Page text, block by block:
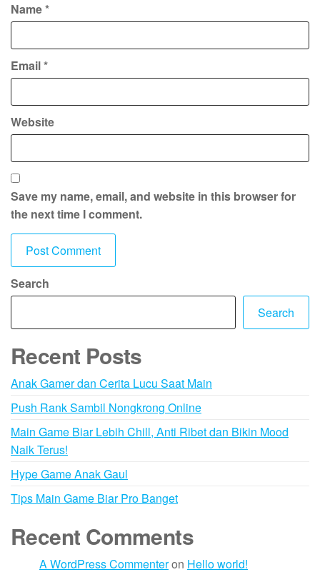
Name*
Email*
Website
Save my name, email, and website in this browser for
the next time I comment.
Search
Search
Recent Posts
Anak Gamer dan Cerita Lucu Saat Main
Push Rank Sambil Nongkrong Online
Main Game Biar Lebih Chill, Anti Ribet dan Bikin Mood
Naik Terus!
Hype Game Anak Gaul
Tips Main Game Biar Pro Banget
Recent Comments
A WordPress Commenteron Hello world!